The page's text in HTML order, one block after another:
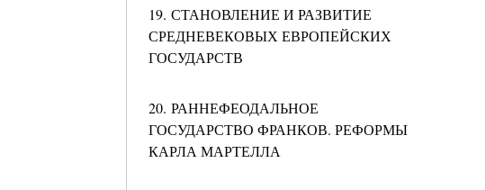
19. СТАНОВЛЕНИЕ И РАЗВИТИЕ
СРЕДНЕВЕКОВЫХ ЕВРОПЕЙСКИХ
ГОСУДАРСТВ
20. РАННЕФЕОДАЛЬНОЕ
ГОСУДАРСТВО ФРАНКОВ. РЕФОРМЫ
КАРЛА МАРТЕЛЛА